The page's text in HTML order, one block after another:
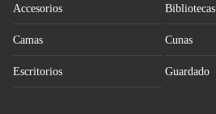
Accesorios Bibliotecas
Camas Cunas
Escritorios Guardado